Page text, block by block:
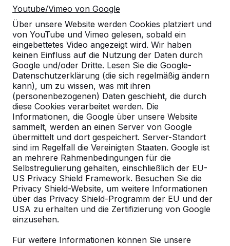
Youtube/Vimeo von Google
Über unsere Website werden Cookies platziert und
von YouTube und Vimeo gelesen, sobald ein
eingebettetes Video angezeigt wird. Wir haben
keinen Einfluss auf die Nutzung der Daten durch
Google und/oder Dritte. Lesen Sie die Google-
Datenschutzerklärung (die sich regelmäßig ändern
kann), um zu wissen, was mit ihren
(personenbezogenen) Daten geschieht, die durch
diese Cookies verarbeitet werden. Die
Informationen, die Google über unsere Website
sammelt, werden an einen Server von Google
übermittelt und dort gespeichert. Server-Standort
sind im Regelfall die Vereinigten Staaten. Google ist
an mehrere Rahmenbedingungen für die
Selbstregulierung gehalten, einschließlich der EU-
US Privacy Shield Framework. Besuchen Sie die
Privacy Shield-Website, um weitere Informationen
über das Privacy Shield-Programm der EU und der
USA zu erhalten und die Zertifizierung von Google
einzusehen.
Für weitere Informationen können Sie unsere
Produkt
Alles anzeigen
Kategorie
Alles anzeigen
Ort oder Postleitzahl suchen
Kontakt
HeBlad Deutschland